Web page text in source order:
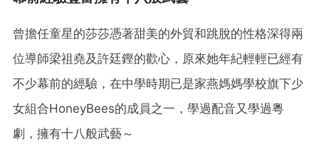
曾擔任童星的莎莎憑著甜美的外貿和跳脫的性格深得兩
位導師梁祖堯及許廷鏗的歡心，原來她年紀輕輕已經有
不少幕前的經驗，在中學時期已是家燕媽媽學校旗下少
女組合HoneyBees的成員之一，學過配音又學過粵
劇，擁有十八般武藝～